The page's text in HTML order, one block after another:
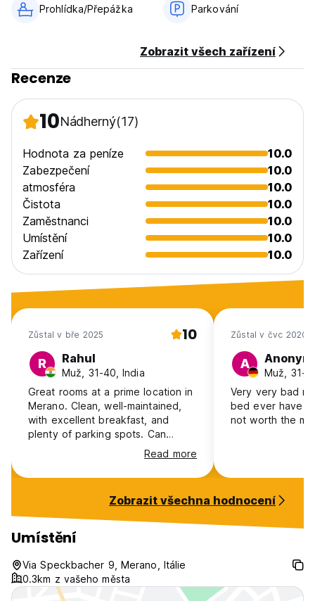
Prohlídka/Přepážka Parkování
Zobrazit všech zařízení
Recenze
10Nádherný(17)
Hodnota za peníze
10.0
Zabezpečení
10.0
atmosféra
10.0
Čistota
10.0
Zaměstnanci
10.0
Umístění
10.0
Zařízení
10.0
Zůstal v bře 2025 10
R Rahul
Muž, 31-40, India
Great rooms at a prime location in
Merano. Clean, well-maintained,
with excellent breakfast, and
plenty of parking spots. Can
Read more
Zůstal v čvc 2020
A
Muž, 31-
Very very bad
bed ever have
not worth the
Zobrazit všechna hodnocení
Umístění
Via Speckbacher 9, Merano, Itálie
0.3km z vašeho města